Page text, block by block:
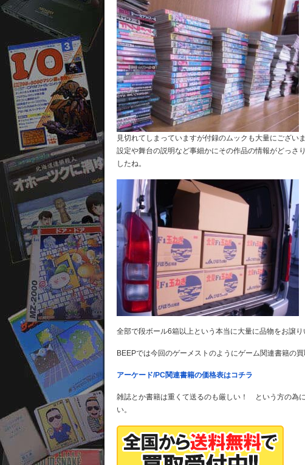
見切れてしまっていますが付録のムックも大量にござ
設定や舞台の説明など事細かにその作品の情報がどっさ
したね。
全部で段ボール6箱以上という本当に大量に品物をお譲
BEEPでは今回のゲーメストのようにゲーム関連書籍の買
アーケード/PC関連書籍の価格表はコチラ
雑誌とか書籍は重くて送るのも厳しい！ という方の為
い。